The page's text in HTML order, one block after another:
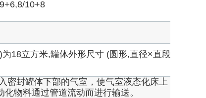
10+8
18立方米,罐体外形尺寸 (圆形,直径×直段
密封罐体下部的气室，使气室液态化床上
物料通过管道流动而进行输送。